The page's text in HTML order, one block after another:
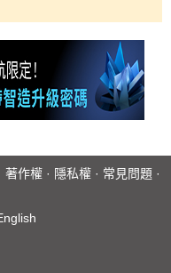
著作權 · 隱私權 · 常見問題 ·